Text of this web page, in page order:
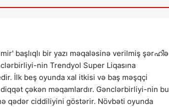
başlıqlı bir yazı məqaləsinə verilmiş şərഹിə
nin Trendyol Super Liqasına
İlk beş oyunda xal itkisi və baş məşqçi
çəkən məqamlardır. Gənclərbirliyi-nin bu
qədər ciddiliyini göstərir. Növbəti oyunda